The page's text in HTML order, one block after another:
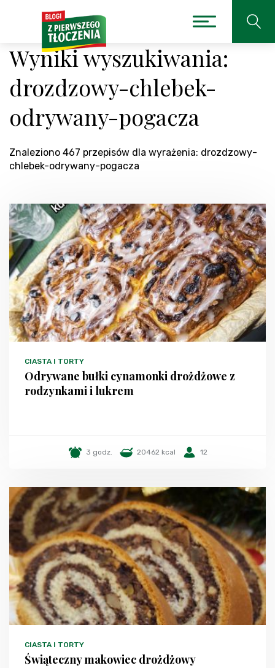
Wyniki wyszukiwania:
drozdzowy-chlebek-
odrywany-pogacza
Znaleziono 467 przepisów dla wyrażenia: drozdzowy-
chlebek-odrywany-pogacza
CIASTA I TORTY
Odrywane bułki cynamonki drożdżowe z
rodzynkami i lukrem
3 godz. 20462 kcal 12
CIASTA I TORTY
Świąteczny makowiec drożdżowy